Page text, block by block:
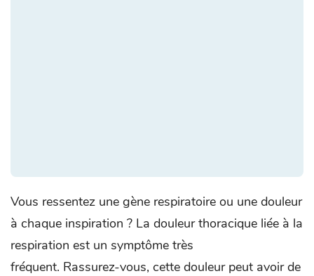
Vous ressentez une gène respiratoire ou une douleur
à chaque inspiration ? La douleur thoracique liée à la
respiration est un symptôme très
fréquent. Rassurez-vous, cette douleur peut avoir de